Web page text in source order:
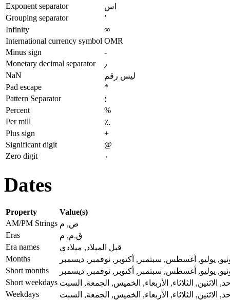
Exponent separator
اس
Grouping separator
٬
Infinity
∞
International currency symbol OMR
Minus sign
-
Monetary decimal separator
٫
NaN
ليس رقم
Pad escape
*
Pattern Separator
؛
Percent
%
Per mill
؉
Plus sign
+
Significant digit
@
Zero digit
٠
Dates
Property
Value(s)
AM/PM Strings ص, م
Eras
ق.م, م
Era names
قبل الميلاد, ميلادي
Months
يوليو, أغسطس, سبتمبر, أكتوبر, نوفمبر, ديسمبر
Short months
يوليو, أغسطس, سبتمبر, أكتوبر, نوفمبر, ديسمبر
Short weekdays الاثنين, الثلاثاء, الأربعاء, الخميس, الجمعة, السبت
Weekdays
الاثنين, الثلاثاء, الأربعاء, الخميس, الجمعة, السبت